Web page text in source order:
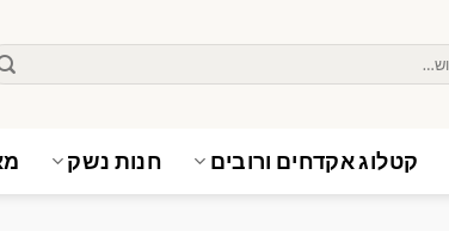
קטלוג אקדחים ורובים חנות נשק